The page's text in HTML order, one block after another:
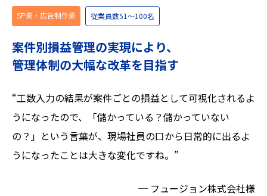
SP業・広告制作業 従業員数51〜100名
案件別損益管理の実現により、
管理体制の大幅な改革を目指す
“工数入力の結果が案件ごとの損益として可視化されるよ
うになったので、「儲かっている？儲かっていない
の？」という言葉が、現場社員の口から日常的に出るよ
うになったことは大きな変化ですね。”
─ フュージョン株式会社様